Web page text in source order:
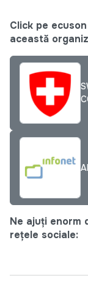
Click pe
această
Ne ajuți enorm
rețele sociale: